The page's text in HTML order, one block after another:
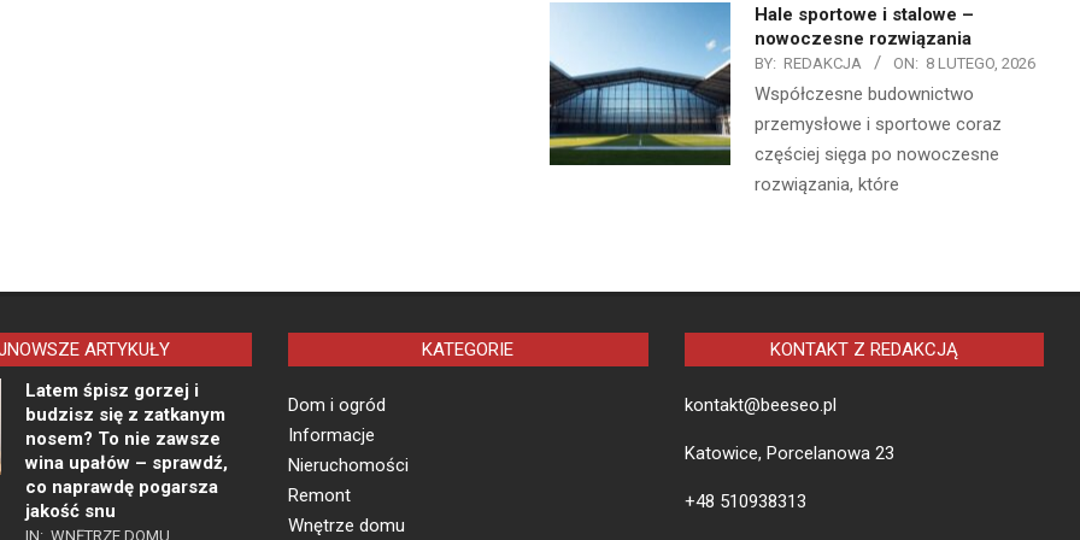
Hale sportowe i stalowe –
nowoczesne rozwiązania
BY: REDAKCJA ON: 8 LUTEGO, 2026
Współczesne budownictwo
przemysłowe i sportowe coraz
częściej sięga po nowoczesne
rozwiązania, które
ARTYKUŁY
Latem śpisz gorzej i
budzisz się z zatkanym
nosem? To nie zawsze
wina upałów – sprawdź,
co naprawdę pogarsza
jakość snu
IN: WNĘTRZE DOMU
KATEGORIE
Dom i ogród
Informacje
Nieruchomości
Remont
Wnętrze domu
KONTAKT Z REDAKCJĄ
kontakt@beeseo.pl
Katowice, Porcelanowa 23
+48 510938313